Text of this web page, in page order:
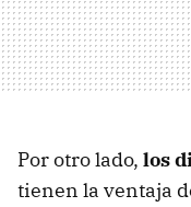
Por otro lado, los
tienen la ventaja